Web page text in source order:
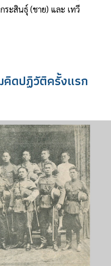
ะสินธุ์ (ชาย) และ เทวี
คิดปฏิวัติครั้งแรก